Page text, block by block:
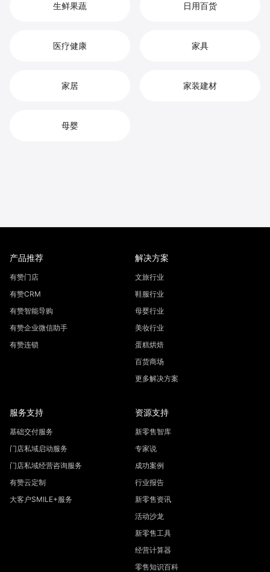
生鲜果蔬 日用百货
医疗健康 家具
家居 家装建材
母婴
产品推荐
有赞门店
有赞CRM
有赞智能导购
有赞企业微信助手
有赞连锁
解决方案
文旅行业
鞋服行业
母婴行业
美妆行业
蛋糕烘焙
百货商场
更多解决方案
服务支持
基础交付服务
门店私域启动服务
门店私域经营咨询服务
有赞云定制
大客户SMILE+服务
资源支持
新零售智库
专家说
成功案例
行业报告
新零售资讯
活动沙龙
新零售工具
经营计算器
零售知识百科